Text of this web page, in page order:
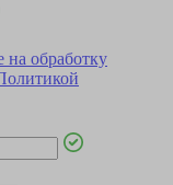
на обработку